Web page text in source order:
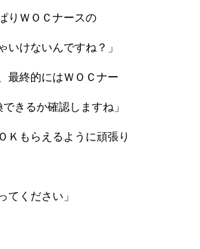
りＷＯＣナースの
いけないんですね？」
最終的にはＷＯＣナー
きるか確認しますね」
Ｋもらえるように頑張り
てください」